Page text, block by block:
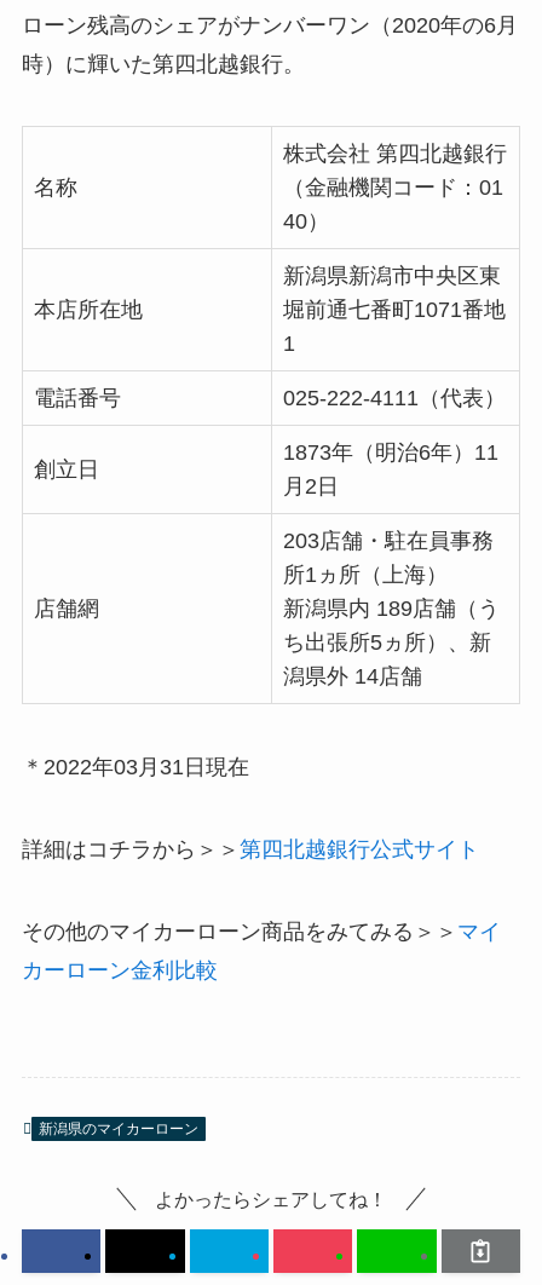
ローン残高のシェアがナンバーワン（2020年の6月
時）に輝いた第四北越銀行。
名称
株式会社 第四北越銀行
（金融機関コード：01
40）
本店所在地
新潟県新潟市中央区東
堀前通七番町1071番地
1
電話番号 025-222-4111（代表）
創立日
1873年（明治6年）11
月2日
店舗網
203店舗・駐在員事務
所1ヵ所（上海）
新潟県内 189店舗（う
ち出張所5ヵ所）、新
潟県外 14店舗
＊2022年03月31日現在
詳細はコチラから＞＞ 第四北越銀行公式サイト
その他のマイカーローン商品をみてみる＞＞ マイ
カーローン金利比較
新潟県のマイカーローン
よかったらシェアしてね！